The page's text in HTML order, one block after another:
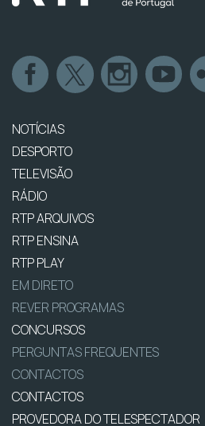
NOTÍCIAS
DESPORTO
TELEVISÃO
RÁDIO
RTP ARQUIVOS
RTP ENSINA
RTP PLAY
EM DIRETO
REVER PROGRAMAS
CONCURSOS
PERGUNTAS FREQUENTES
CONTACTOS
CONTACTOS
PROVEDORA DO TELESPECTADOR